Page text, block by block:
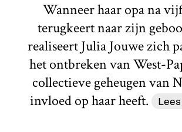
Wanneer haar opa na
terugkeert naar zijn
realiseert Julia Jouwe zich
het ontbreken van West-
collectieve geheugen van
invloed op haar heeft.